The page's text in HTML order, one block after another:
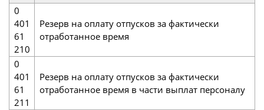
0
401
61
210
Резерв на оплату отпусков за фактически
отработанное время
0
401
61
211
Резерв на оплату отпусков за фактически
отработанное время в части выплат персоналу